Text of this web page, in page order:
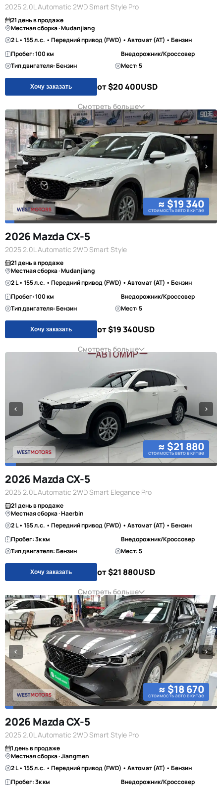
2025 2.0L Automatic 2WD Smart Style Pro
21 день в продаже
Местная сборка · Mudanjiang
2 L • 155 л.с. • Передний привод (FWD) • Автомат (AT) • Бензин
Пробег: 100 км
Внедорожник/Кроссовер
Тип двигателя: Бензин
Мест: 5
Хочу заказать от $20 400USD
Смотреть больше
≈ $19 340
стоимость авто в китае
2026 Mazda CX-5
2025 2.0L Automatic 2WD Smart Style
21 день в продаже
Местная сборка · Mudanjiang
2 L • 155 л.с. • Передний привод (FWD) • Автомат (AT) • Бензин
Пробег: 100 км
Внедорожник/Кроссовер
Тип двигателя: Бензин
Мест: 5
Хочу заказать от $19 340USD
Смотреть больше
≈ $21 880
стоимость авто в китае
2026 Mazda CX-5
2025 2.0L Automatic 2WD Smart Elegance Pro
21 день в продаже
Местная сборка · Haerbin
2 L • 155 л.с. • Передний привод (FWD) • Автомат (AT) • Бензин
Пробег: 3к км
Внедорожник/Кроссовер
Тип двигателя: Бензин
Мест: 5
Хочу заказать от $21 880USD
Смотреть больше
≈ $18 670
стоимость авто в китае
2026 Mazda CX-5
2025 2.0L Automatic 2WD Smart Style Pro
1 день в продаже
Местная сборка · Jiangmen
2 L • 155 л.с. • Передний привод (FWD) • Автомат (AT) • Бензин
Пробег: 3к км
Внедорожник/Кроссовер